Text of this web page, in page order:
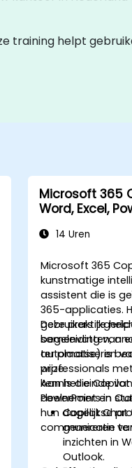
training helpt
Microsoft 365
Word, Excel,
14 Uren
Microsoft 365
kunstmatige
assistent die is
365-applicaties.
gebruikers te
samenvatten,
automatiseren
wijze.
Deze
begeleiding van
ter plaatse) is
professionals
kennis die Copilot
PowerPoint en
hun dagelijkse
communicatie te
Aan het einde
deelnemers in
Copilot Chat
genereren
inzichten in
Outlook.